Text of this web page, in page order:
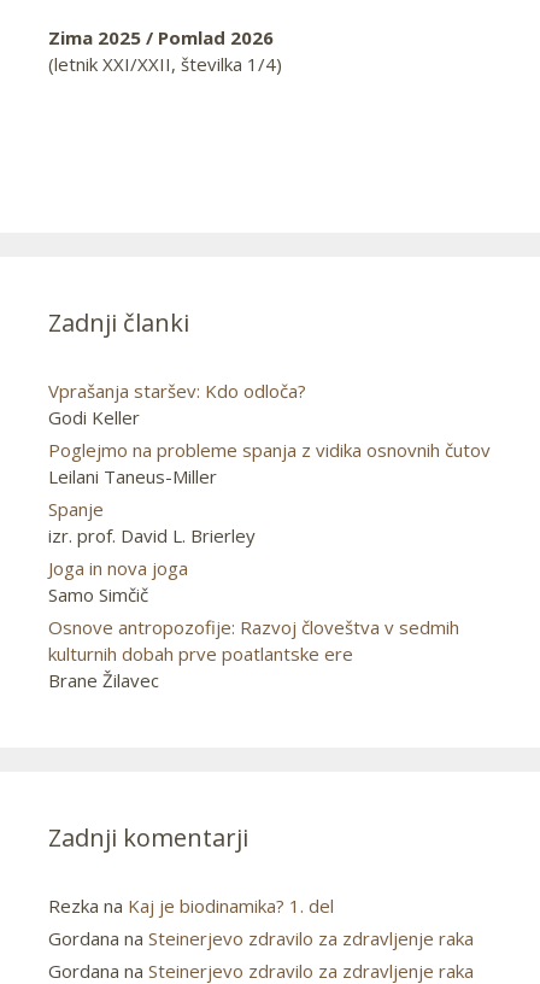
Zima 2025 / Pomlad 2026
(letnik XXI/XXII, številka 1/4)
Zadnji članki
Vprašanja staršev: Kdo odloča?
Godi Keller
Poglejmo na probleme spanja z vidika osnovnih čutov
Leilani Taneus-Miller
Spanje
izr. prof. David L. Brierley
Joga in nova joga
Samo Simčič
Osnove antropozofije: Razvoj človeštva v sedmih
kulturnih dobah prve poatlantske ere
Brane Žilavec
Zadnji komentarji
Rezka na Kaj je biodinamika? 1. del
Gordana na Steinerjevo zdravilo za zdravljenje raka
Gordana na Steinerjevo zdravilo za zdravljenje raka